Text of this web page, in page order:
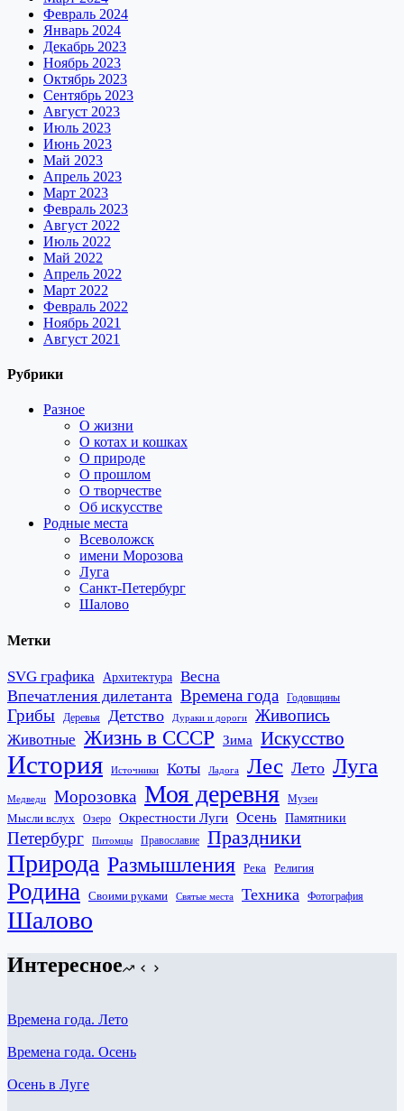
Февраль 2024
Январь 2024
Декабрь 2023
Ноябрь 2023
Октябрь 2023
Сентябрь 2023
Август 2023
Июль 2023
Июнь 2023
Май 2023
Апрель 2023
Март 2023
Февраль 2023
Август 2022
Июль 2022
Май 2022
Апрель 2022
Март 2022
Февраль 2022
Ноябрь 2021
Август 2021
Рубрики
Разное
О жизни
О котах и кошках
О природе
О прошлом
О творчестве
Об искусстве
Родные места
Всеволожск
имени Морозова
Луга
Санкт-Петербург
Шалово
Метки
SVG графика Архитектура Весна
Впечатления дилетанта Времена года Годовщины
Грибы Деревья Детство Дураки и дороги Живопись
Животные Жизнь в СССР Зима Искусство
История Источники Коты Ладога Лес Лето Луга
Медведи Морозовка Моя деревня
Музеи
Мысли вслух
Озеро Окрестности Луги Осень Памятники
Петербург Питомцы Православие Праздники
Природа Размышления Река Религия
Родина Своими руками Святые места Техника Фотография
Шалово
Интересное
Времена года. Лето
Времена года. Осень
Осень в Луге